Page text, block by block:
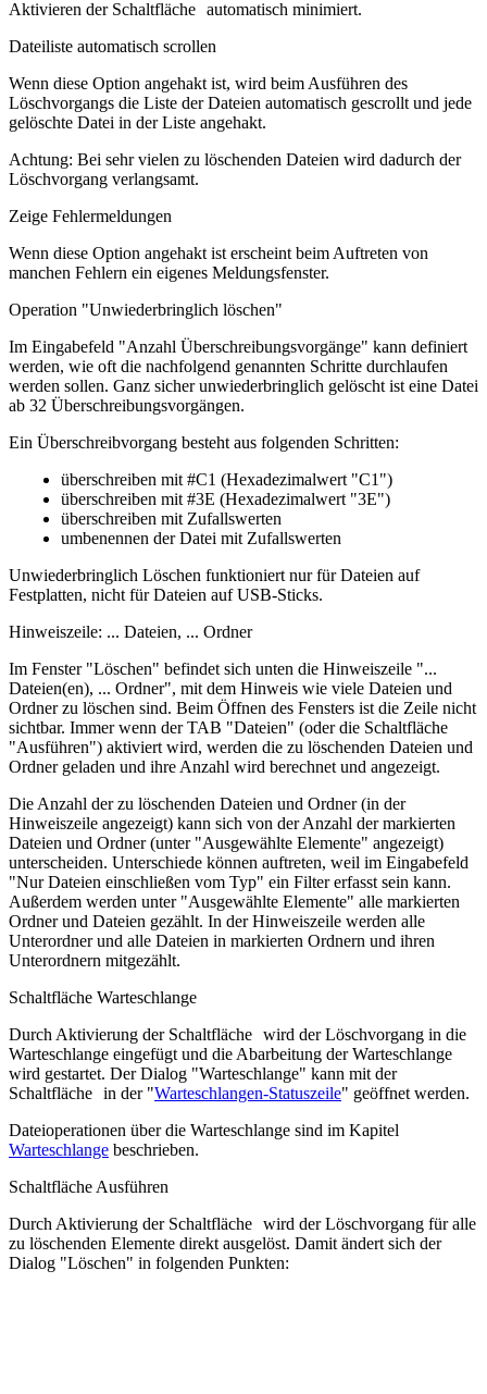
Aktivieren der Schaltfläche automatisch minimiert.
Dateiliste automatisch scrollen
Wenn diese Option angehakt ist, wird beim Ausführen des
Löschvorgangs die Liste der Dateien automatisch gescrollt und jede
gelöschte Datei in der Liste angehakt.
Achtung: Bei sehr vielen zu löschenden Dateien wird dadurch der
Löschvorgang verlangsamt.
Zeige Fehlermeldungen
Wenn diese Option angehakt ist erscheint beim Auftreten von
manchen Fehlern ein eigenes Meldungsfenster.
Operation "Unwiederbringlich löschen"
Im Eingabefeld "Anzahl Überschreibungsvorgänge" kann definiert
werden, wie oft die nachfolgend genannten Schritte durchlaufen
werden sollen. Ganz sicher unwiederbringlich gelöscht ist eine Datei
ab 32 Überschreibungsvorgängen.
Ein Überschreibvorgang besteht aus folgenden Schritten:
überschreiben mit #C1 (Hexadezimalwert "C1")
überschreiben mit #3E (Hexadezimalwert "3E")
überschreiben mit Zufallswerten
umbenennen der Datei mit Zufallswerten
Unwiederbringlich Löschen funktioniert nur für Dateien auf
Festplatten, nicht für Dateien auf USB-Sticks.
Hinweiszeile: ... Dateien, ... Ordner
Im Fenster "Löschen" befindet sich unten die Hinweiszeile "...
Dateien(en), ... Ordner", mit dem Hinweis wie viele Dateien und
Ordner zu löschen sind. Beim Öffnen des Fensters ist die Zeile nicht
sichtbar. Immer wenn der TAB "Dateien" (oder die Schaltfläche
"Ausführen") aktiviert wird, werden die zu löschenden Dateien und
Ordner geladen und ihre Anzahl wird berechnet und angezeigt.
Die Anzahl der zu löschenden Dateien und Ordner (in der
Hinweiszeile angezeigt) kann sich von der Anzahl der markierten
Dateien und Ordner (unter "Ausgewählte Elemente" angezeigt)
unterscheiden. Unterschiede können auftreten, weil im Eingabefeld
"Nur Dateien einschließen vom Typ" ein Filter erfasst sein kann.
Außerdem werden unter "Ausgewählte Elemente" alle markierten
Ordner und Dateien gezählt. In der Hinweiszeile werden alle
Unterordner und alle Dateien in markierten Ordnern und ihren
Unterordnern mitgezählt.
Schaltfläche Warteschlange
Durch Aktivierung der Schaltfläche wird der Löschvorgang in die
Warteschlange eingefügt und die Abarbeitung der Warteschlange
wird gestartet. Der Dialog "Warteschlange" kann mit der
Schaltfläche in der "Warteschlangen-Statuszeile" geöffnet werden.
Dateioperationen über die Warteschlange sind im Kapitel
Warteschlange beschrieben.
Schaltfläche Ausführen
Durch Aktivierung der Schaltfläche wird der Löschvorgang für alle
zu löschenden Elemente direkt ausgelöst. Damit ändert sich der
Dialog "Löschen" in folgenden Punkten: